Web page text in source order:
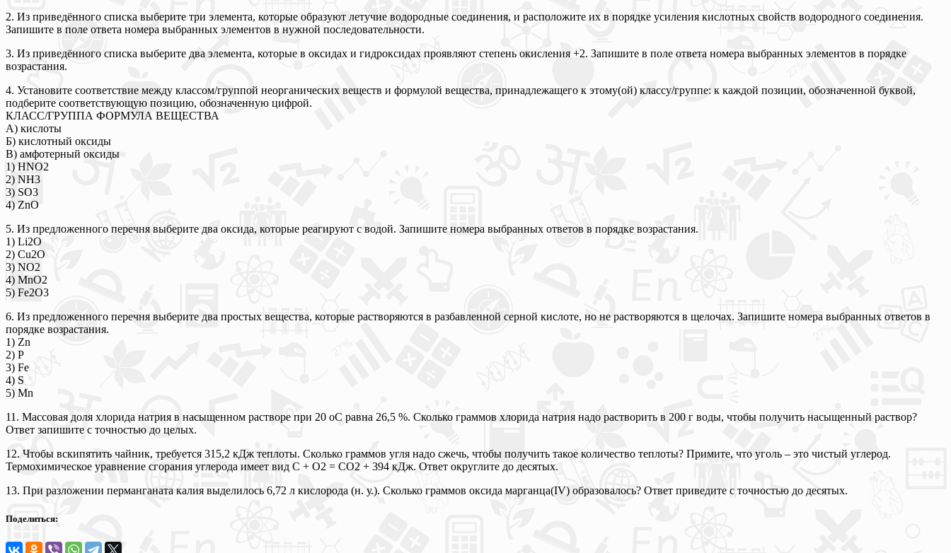
2. Из приведённого списка выберите три элемента, которые образуют летучие водородные соединения, и расположите их в порядке усиления кислотных свойств водородного соединения.
Запишите в поле ответа номера выбранных элементов в нужной последовательности.
3. Из приведённого списка выберите два элемента, которые в оксидах и гидроксидах проявляют степень окисления +2. Запишите в поле ответа номера выбранных элементов в порядке
возрастания.
4. Установите соответствие между классом/группой неорганических веществ и формулой вещества, принадлежащего к этому(ой) классу/группе: к каждой позиции, обозначенной буквой,
подберите соответствующую позицию, обозначенную цифрой.
КЛАСС/ГРУППА ФОРМУЛА ВЕЩЕСТВА
А) кислоты
Б) кислотный оксиды
В) амфотерный оксиды
1) HNO2
2) NH3
3) SO3
4) ZnO
5. Из предложенного перечня выберите два оксида, которые реагируют с водой. Запишите номера выбранных ответов в порядке возрастания.
1) Li2O
2) Cu2O
3) NO2
4) MnO2
5) Fe2O3
6. Из предложенного перечня выберите два простых вещества, которые растворяются в разбавленной серной кислоте, но не растворяются в щелочах. Запишите номера выбранных ответов в
порядке возрастания.
1) Zn
2) P
3) Fe
4) S
5) Mn
11. Массовая доля хлорида натрия в насыщенном растворе при 20 оС равна 26,5 %. Сколько граммов хлорида натрия надо растворить в 200 г воды, чтобы получить насыщенный раствор?
Ответ запишите с точностью до целых.
12. Чтобы вскипятить чайник, требуется 315,2 кДж теплоты. Сколько граммов угля надо сжечь, чтобы получить такое количество теплоты? Примите, что уголь – это чистый углерод.
Термохимическое уравнение сгорания углерода имеет вид C + O2 = CO2 + 394 кДж. Ответ округлите до десятых.
13. При разложении перманганата калия выделилось 6,72 л кислорода (н. у.). Сколько граммов оксида марганца(IV) образовалось? Ответ приведите с точностью до десятых.
Поделиться: